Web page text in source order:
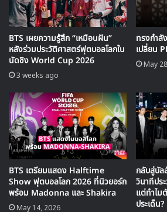
🎙GYUBIN ปลื้มเมืองไทยขนาดไ
MV เพลงใหม่ LIKE U
▶ คลิกดูสัมภาษณ์พิเ
ติดตามชมรายการ Running Manตอนใ
ทุกสัปดาห์ที่Viu
BTS เผยความรู้สึก “เหมือนฝัน”
หลังร่วมประวัติศาสตร์ฟุตบอลโลกใน
นัดชิง World Cup 2026
3 weeks ago
ทรงกำ
เปลี่ยน
May
BTS เตรียมแสดง Halftime
Show ฟุตบอลโลก 2026 ที่นิวยอร์ก
พร้อม Madonna และ Shakira
May 14, 2026
กลับสู่บัล
วินาทีปร
แต่ทำไม
ประเด็น?